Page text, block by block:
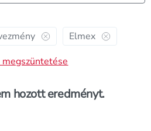
szűrő törlése
Elmexszűrő törlése
megszüntetése
hozott eredményt.